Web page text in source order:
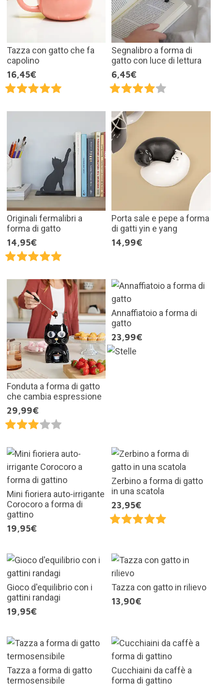
Tazza con gatto che fa
capolino
16,45€
Segnalibro a forma di
gatto con luce di lettura
6,45€
Originali fermalibri a
forma di gatto
14,95€
Porta sale e pepe a forma
di gatti yin e yang
14,99€
Fonduta a forma di gatto
che cambia espressione
29,99€
Annaffiatoio a forma di
gatto
23,99€
Mini fioriera auto-irrigante
Corocoro a forma di
gattino
19,95€
Zerbino a forma di gatto
in una scatola
23,95€
Gioco d'equilibrio con i
gattini randagi
19,95€
Tazza con gatto in rilievo
13,90€
Tazza a forma di gatto
termosensibile
Cucchiaini da caffè a
forma di gattino